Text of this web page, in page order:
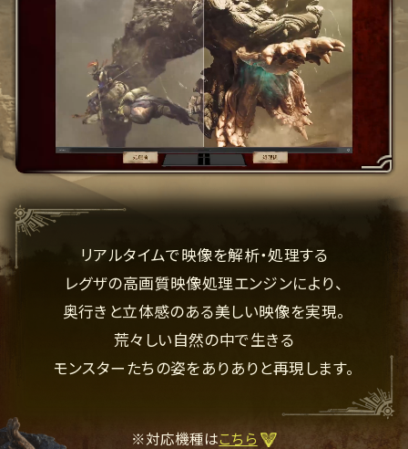
リアルタイムで映像を解析・処理する
レグザの高画質映像処理エンジンにより、
奥行きと立体感のある美しい映像を実現。
荒々しい自然の中で生きる
モンスターたちの姿をありありと再現します。
※対応機種はこちら